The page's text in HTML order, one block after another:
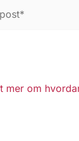
mer om